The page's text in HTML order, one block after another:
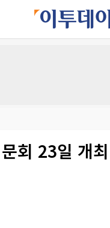
회 23일 개